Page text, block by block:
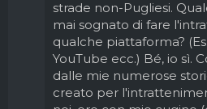
strade non-Pugliesi.
mai sognato di fare
qualche piattaforma?
YouTube ecc.) Bé, io sì.
dalle mie numerose
creato per